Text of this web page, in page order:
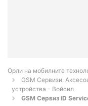
Орли на мобилните
GSM Сервизи,
устройства - Войсил
GSM Сервиз ID